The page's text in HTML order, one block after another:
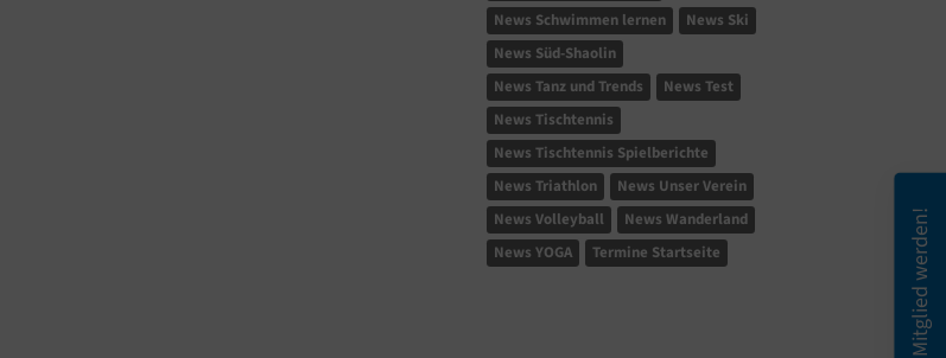
News Schwimmen lernen
News Ski
News Süd-Shaolin
News Tanz und Trends
News Test
News Tischtennis
News Tischtennis Spielberichte
News Triathlon
News Unser Verein
News Volleyball
News Wanderland
News YOGA
Termine Startseite Mitglied werden!